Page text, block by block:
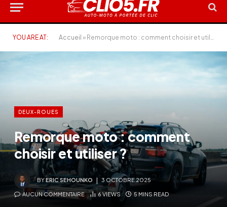
YOU ARE AT: Accueil » Remorque moto : comment choisir et utiliser ?
DEUX-ROUES
Remorque moto : comment
choisir et utiliser ?
BYERIC SEHOUNKO 3 OCTOBRE 2025
AUCUN COMMENTAIRE 6 VIEWS 5 MINS READ